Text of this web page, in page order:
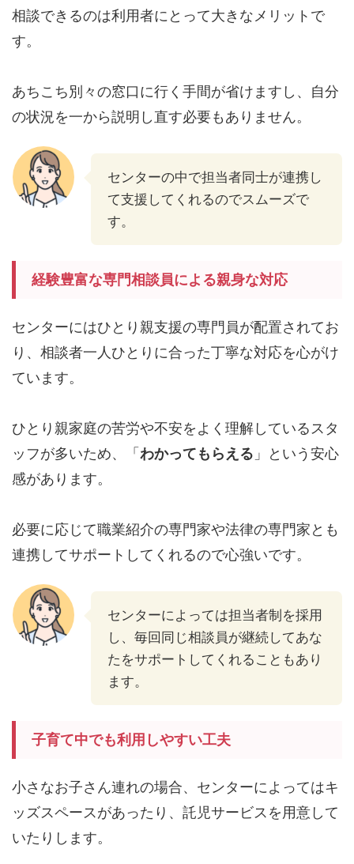
相談できるのは利用者にとって大きなメリットで
す。
あちこち別々の窓口に行く手間が省けますし、自分
の状況を一から説明し直す必要もありません。
センターの中で担当者同士が連携し
て支援してくれるのでスムーズで
す。
経験豊富な専門相談員による親身な対応
センターにはひとり親支援の専門員が配置されてお
り、相談者一人ひとりに合った丁寧な対応を心がけ
ています。
ひとり親家庭の苦労や不安をよく理解しているスタ
ッフが多いため、「 わかってもらえる 」という安心
感があります。
必要に応じて職業紹介の専門家や法律の専門家とも
連携してサポートしてくれるので心強いです。
センターによっては担当者制を採用
し、毎回同じ相談員が継続してあな
たをサポートしてくれることもあり
ます。
子育て中でも利用しやすい工夫
小さなお子さん連れの場合、センターによってはキ
ッズスペースがあったり、託児サービスを用意して
いたりします。